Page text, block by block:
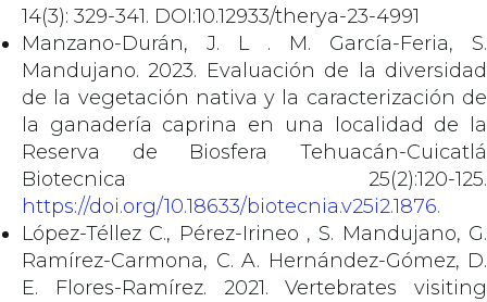
14(3): 329-341. DOI:10.12933/therya-23-4991
Manzano-Durán, J. L . M. García-Feria, S.
Mandujano. 2023. Evaluación de la diversidad
de la vegetación nativa y la caracterización de
la ganadería caprina en una localidad de la
Reserva de Biosfera Tehuacán-Cuicatlá
Biotecnica 25(2):120-125.
https://doi.org/10.18633/biotecnia.v25i2.1876.
López-Téllez C., Pérez-Irineo , S. Mandujano, G.
Ramírez-Carmona, C. A. Hernández-Gómez, D.
E. Flores-Ramírez. 2021. Vertebrates visiting